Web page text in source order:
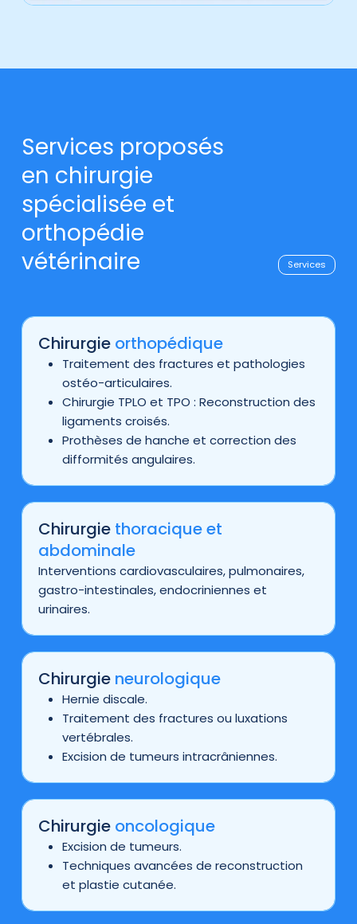
Services proposés
en chirurgie
spécialisée et
orthopédie
vétérinaire
Services
Chirurgie orthopédique
Traitement des fractures et pathologies
ostéo-articulaires.
Chirurgie TPLO et TPO : Reconstruction des
ligaments croisés.
Prothèses de hanche et correction des
difformités angulaires.
Chirurgie thoracique et
abdominale
Interventions cardiovasculaires, pulmonaires,
gastro-intestinales, endocriniennes et
urinaires.
Chirurgie neurologique
Hernie discale.
Traitement des fractures ou luxations
vertébrales.
Excision de tumeurs intracrâniennes.
Chirurgie oncologique
Excision de tumeurs.
Techniques avancées de reconstruction
et plastie cutanée.